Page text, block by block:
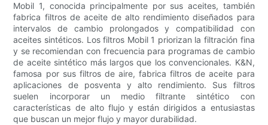
Mobil 1, conocida principalmente por sus aceites, también
fabrica filtros de aceite de alto rendimiento diseñados para
intervalos de cambio prolongados y compatibilidad con
aceites sintéticos. Los filtros Mobil 1 priorizan la filtración fina
y se recomiendan con frecuencia para programas de cambio
de aceite sintético más largos que los convencionales. K&N,
famosa por sus filtros de aire, fabrica filtros de aceite para
aplicaciones de posventa y alto rendimiento. Sus filtros
suelen incorporar un medio filtrante sintético con
características de alto flujo y están dirigidos a entusiastas
que buscan un mejor flujo y mayor durabilidad.